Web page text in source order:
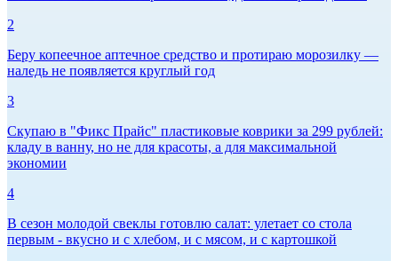
2
Беру копеечное аптечное средство и протираю морозилку —
наледь не появляется круглый год
3
Скупаю в "Фикс Прайс" пластиковые коврики за 299 рублей:
кладу в ванну, но не для красоты, а для максимальной
экономии
4
В сезон молодой свеклы готовлю салат: улетает со стола
первым - вкусно и с хлебом, и с мясом, и с картошкой